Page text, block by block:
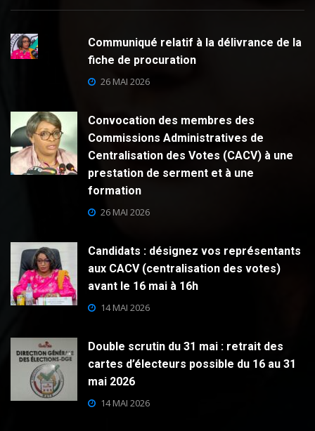
Communiqué relatif à la délivrance de la
fiche de procuration
26 MAI 2026
Convocation des membres des
Commissions Administratives de
Centralisation des Votes (CACV) à une
prestation de serment et à une
formation
26 MAI 2026
Candidats : désignez vos représentants
aux CACV (centralisation des votes)
avant le 16 mai à 16h
14 MAI 2026
Double scrutin du 31 mai : retrait des
cartes d’électeurs possible du 16 au 31
mai 2026
14 MAI 2026